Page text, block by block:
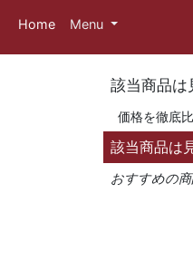
Home Menu
該当商品は
価格を徹底
該当商品は
おすすめの